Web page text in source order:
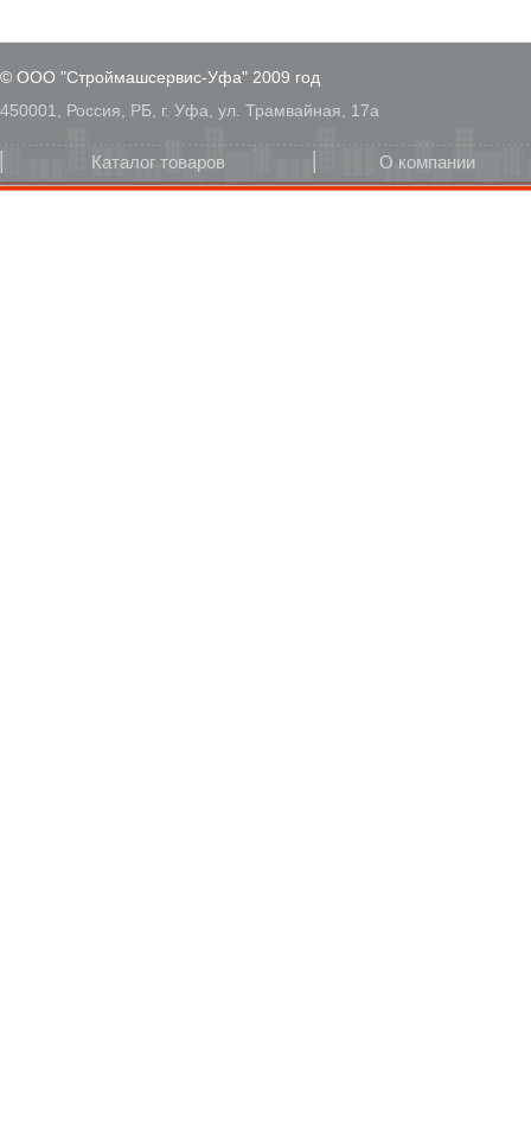
© ООО "Строймашсервис-Уфа" 2009 год
450001, Россия, РБ, г. Уфа, ул. Трамвайная, 17а
Каталог товаров О компании